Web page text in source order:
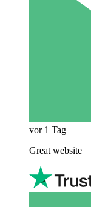
vor 1 Tag
Great website